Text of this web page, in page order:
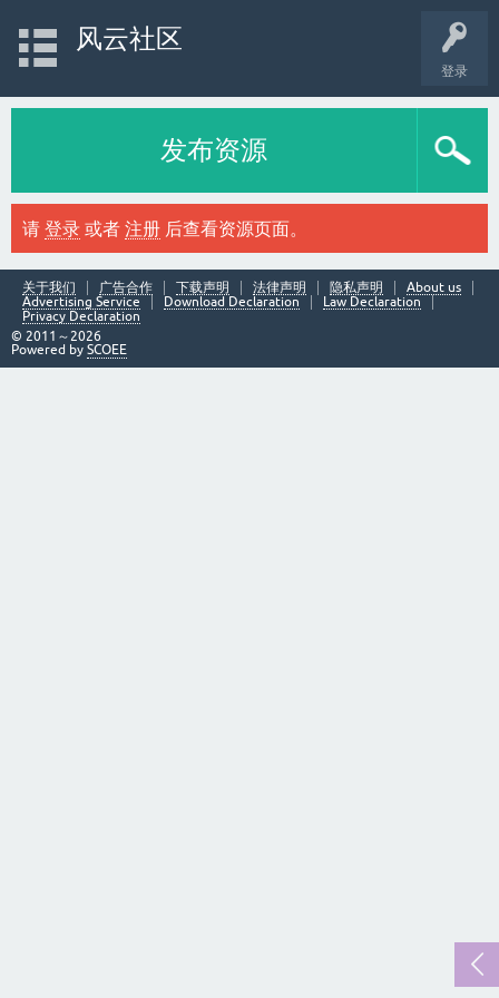
登录
风云社区
发布资源
请 登录 或者 注册 后查看资源页面。
关于我们 广告合作 下载声明 法律声明 隐私声明
About us
Advertising Service
Download Declaration
Law Declaration
Privacy Declaration
© 2011～2026
Powered by SCOEE